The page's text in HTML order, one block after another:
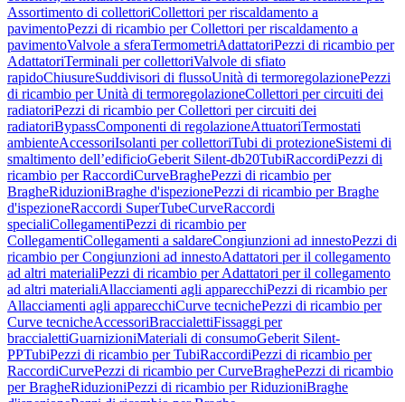
Assortimento di collettoriCollettori per riscaldamento a
pavimentoPezzi di ricambio per Collettori per riscaldamento a
pavimentoValvole a sferaTermometriAdattatoriPezzi di ricambio per
AdattatoriTerminali per collettoriValvole di sfiato
rapidoChiusureSuddivisori di flussoUnità di termoregolazionePezzi
di ricambio per Unità di termoregolazioneCollettori per circuiti dei
radiatoriPezzi di ricambio per Collettori per circuiti dei
radiatoriBypassComponenti di regolazioneAttuatoriTermostati
ambienteAccessoriIsolanti per collettoriTubi di protezioneSistemi di
smaltimento dell’edificioGeberit Silent-db20TubiRaccordiPezzi di
ricambio per RaccordiCurveBraghePezzi di ricambio per
BragheRiduzioniBraghe d'ispezionePezzi di ricambio per Braghe
d'ispezioneRaccordi SuperTubeCurveRaccordi
specialiCollegamentiPezzi di ricambio per
CollegamentiCollegamenti a saldareCongiunzioni ad innestoPezzi di
ricambio per Congiunzioni ad innestoAdattatori per il collegamento
ad altri materialiPezzi di ricambio per Adattatori per il collegamento
ad altri materialiAllacciamenti agli apparecchiPezzi di ricambio per
Allacciamenti agli apparecchiCurve tecnichePezzi di ricambio per
Curve tecnicheAccessoriBraccialettiFissaggi per
braccialettiGuarnizioniMateriali di consumoGeberit Silent-
PPTubiPezzi di ricambio per TubiRaccordiPezzi di ricambio per
RaccordiCurvePezzi di ricambio per CurveBraghePezzi di ricambio
per BragheRiduzioniPezzi di ricambio per RiduzioniBraghe